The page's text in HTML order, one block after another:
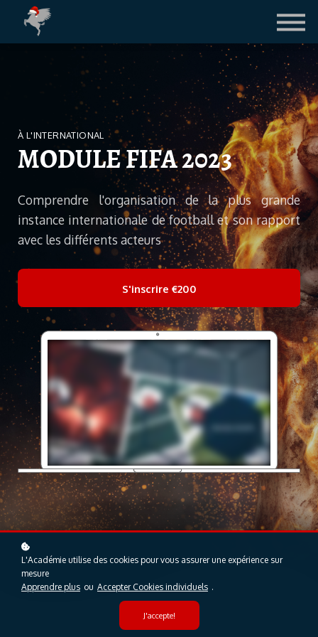
Le Blog
LICENCE FIFA
CONNEXION ETUDIANTS
À L'INTERNATIONAL
MODULE FIFA 2023
Comprendre l'organisation de la plus grande
instance internationale de football et son rapport
avec les différents acteurs
S'inscrire €200
L'Académie utilise des cookies pour vous assurer une expérience sur
mesure
Apprendre plus ou Accepter Cookies individuels .
J'accepte!